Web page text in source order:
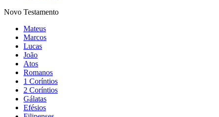
Novo Testamento
Mateus
Marcos
Lucas
João
Atos
Romanos
1 Coríntios
2 Coríntios
Gálatas
Efésios